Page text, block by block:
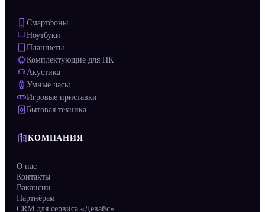
Смартфоны
Ноутбуки
Планшеты
Комплектующие для ПК
Акустика
Умные часы
Игровые приставки
Бытовая техника
КОМПАНИЯ
О нас
Контакты
Вакансии
Партнёрам
CRM для сервиса «Девайс»